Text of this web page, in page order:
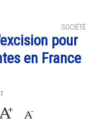
SOCIÉTÉ
pour
en France